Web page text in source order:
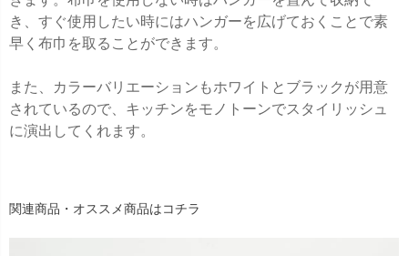
き、すぐ使用したい時にはハンガーを広げておくことで素
早く布巾を取ることができます。
また、カラーバリエーションもホワイトとブラックが用意
されているので、キッチンをモノトーンでスタイリッシュ
に演出してくれます。
関連商品・オススメ商品はコチラ